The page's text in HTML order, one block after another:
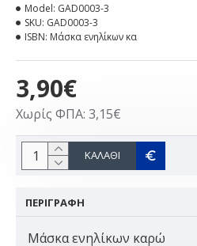
3,90€
Χωρίς ΦΠΑ: 3,15€
Model: GAD0003-3
SKU: GAD0003-3
ISBN: Μάσκα ενηλίκων κα
ΚΑΛΆΘΙ
ΠΕΡΙΓΡΑΦΗ
Μάσκα ενηλίκων καρώ